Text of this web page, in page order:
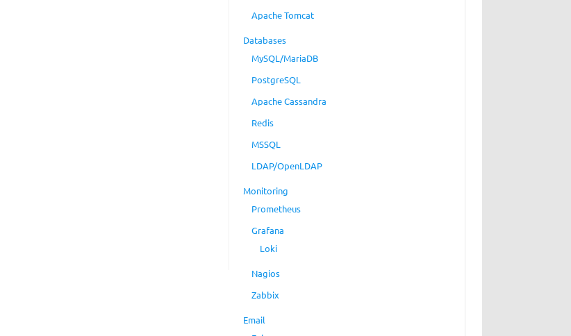
Apache Tomcat
Databases
MySQL/MariaDB
PostgreSQL
Apache Cassandra
Redis
MSSQL
LDAP/OpenLDAP
Monitoring
Prometheus
Grafana
Loki
Nagios
Zabbix
Email